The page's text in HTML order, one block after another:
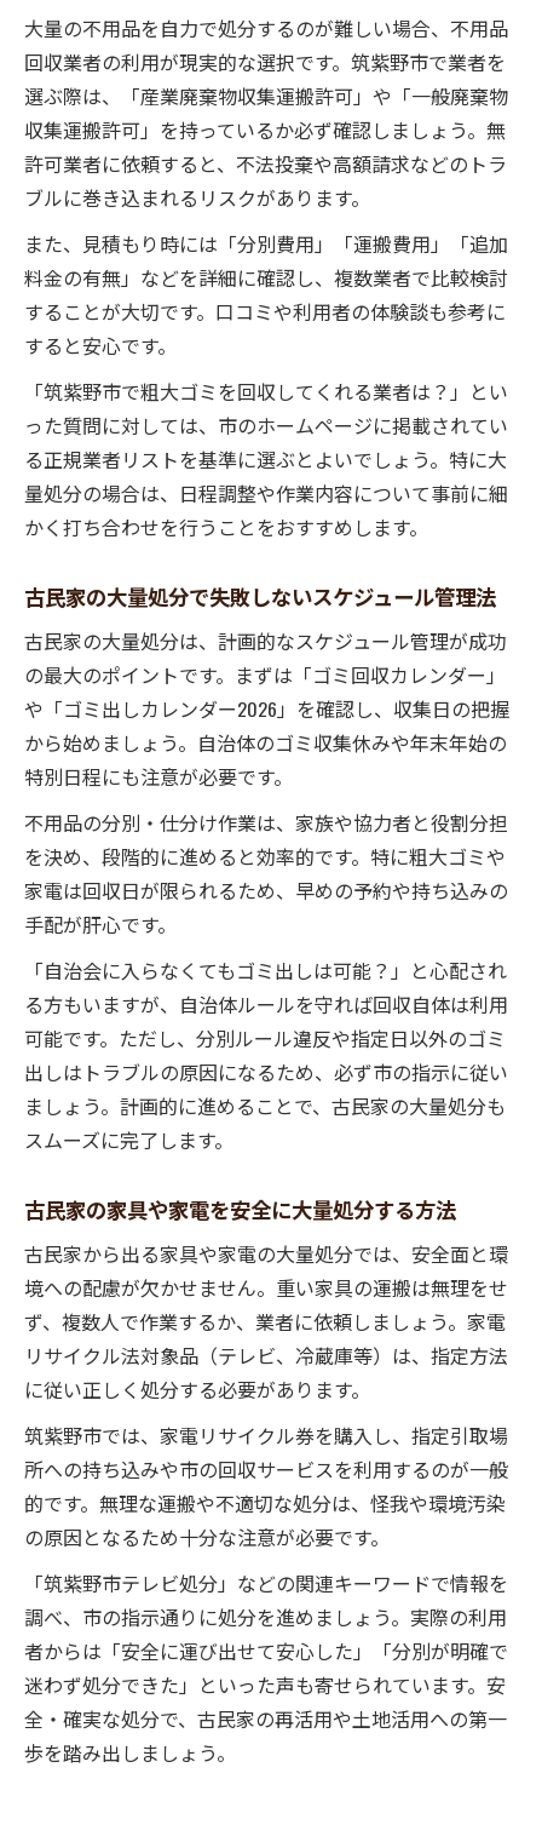
大量の不用品を自力で処分するのが難しい場合、不用品
回収業者の利用が現実的な選択です。筑紫野市で業者を
選ぶ際は、「産業廃棄物収集運搬許可」や「一般廃棄物
収集運搬許可」を持っているか必ず確認しましょう。無
許可業者に依頼すると、不法投棄や高額請求などのトラ
ブルに巻き込まれるリスクがあります。
また、見積もり時には「分別費用」「運搬費用」「追加
料金の有無」などを詳細に確認し、複数業者で比較検討
することが大切です。口コミや利用者の体験談も参考に
すると安心です。
「筑紫野市で粗大ゴミを回収してくれる業者は？」とい
った質問に対しては、市のホームページに掲載されてい
る正規業者リストを基準に選ぶとよいでしょう。特に大
量処分の場合は、日程調整や作業内容について事前に細
かく打ち合わせを行うことをおすすめします。
古民家の大量処分で失敗しないスケジュール管理法
古民家の大量処分は、計画的なスケジュール管理が成功
の最大のポイントです。まずは「ゴミ回収カレンダー」
や「ゴミ出しカレンダー2026」を確認し、収集日の把握
から始めましょう。自治体のゴミ収集休みや年末年始の
特別日程にも注意が必要です。
不用品の分別・仕分け作業は、家族や協力者と役割分担
を決め、段階的に進めると効率的です。特に粗大ゴミや
家電は回収日が限られるため、早めの予約や持ち込みの
手配が肝心です。
「自治会に入らなくてもゴミ出しは可能？」と心配され
る方もいますが、自治体ルールを守れば回収自体は利用
可能です。ただし、分別ルール違反や指定日以外のゴミ
出しはトラブルの原因になるため、必ず市の指示に従い
ましょう。計画的に進めることで、古民家の大量処分も
スムーズに完了します。
古民家の家具や家電を安全に大量処分する方法
古民家から出る家具や家電の大量処分では、安全面と環
境への配慮が欠かせません。重い家具の運搬は無理をせ
ず、複数人で作業するか、業者に依頼しましょう。家電
リサイクル法対象品（テレビ、冷蔵庫等）は、指定方法
に従い正しく処分する必要があります。
筑紫野市では、家電リサイクル券を購入し、指定引取場
所への持ち込みや市の回収サービスを利用するのが一般
的です。無理な運搬や不適切な処分は、怪我や環境汚染
の原因となるため十分な注意が必要です。
「筑紫野市テレビ処分」などの関連キーワードで情報を
調べ、市の指示通りに処分を進めましょう。実際の利用
者からは「安全に運び出せて安心した」「分別が明確で
迷わず処分できた」といった声も寄せられています。安
全・確実な処分で、古民家の再活用や土地活用への第一
歩を踏み出しましょう。